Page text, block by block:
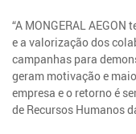
“A MONGERAL
e a valorização dos
campanhas para
geram motivação e
empresa e o retorno é
de Recursos Humanos